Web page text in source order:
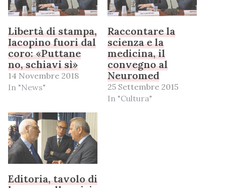
Libertà di stampa,
Iacopino fuori dal
coro: «Puttane
no, schiavi sì»
14 Novembre 2018
In "News"
Raccontare la
scienza e la
medicina, il
convegno al
Neuromed
25 Settembre 2015
In "Cultura"
Editoria, tavolo di